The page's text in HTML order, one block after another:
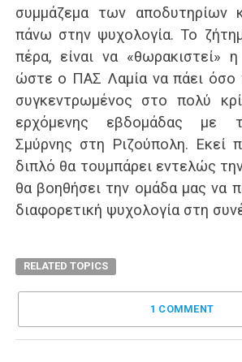
συμμάζεμα των αποδυτηρίων
πάνω στην ψυχολογία. Το
πέρα, είναι να «θωρακιστεί»
ώστε ο ΠΑΣ Λαμία να πάει όσο
συγκεντρωμένος στο πολύ
ερχόμενης εβδομάδας με
Σμύρνης στη Ριζούπολη. Εκεί
διπλό θα τουμπάρει εντελώς
θα βοηθήσει την ομάδα μας να
διαφορετική ψυχολογία στη
RELATED TOPICS
1 COMMENT